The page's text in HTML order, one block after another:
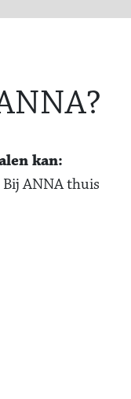
kan:
Bij ANNA thuis